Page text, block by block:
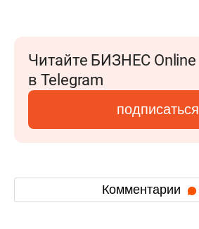
Читайте БИЗНЕС Online
в Telegram
подписаться
Комментарии